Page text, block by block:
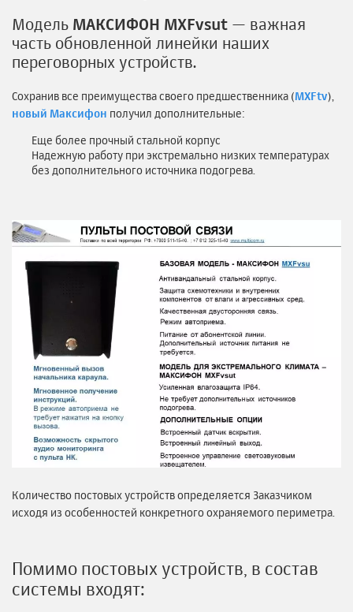
Модель МАКСИФОН MXFvsut — важная
часть обновленной линейки наших
переговорных устройств.
Сохранив все преимущества своего предшественника (MXFtv),
новый Максифон получил дополнительные:
Еще более прочный стальной корпус
Надежную работу при экстремально низких температурах
без дополнительного источника подогрева.
Количество постовых устройств определяется Заказчиком
исходя из особенностей конкретного охраняемого периметра.
Помимо постовых устройств, в состав
системы входят: